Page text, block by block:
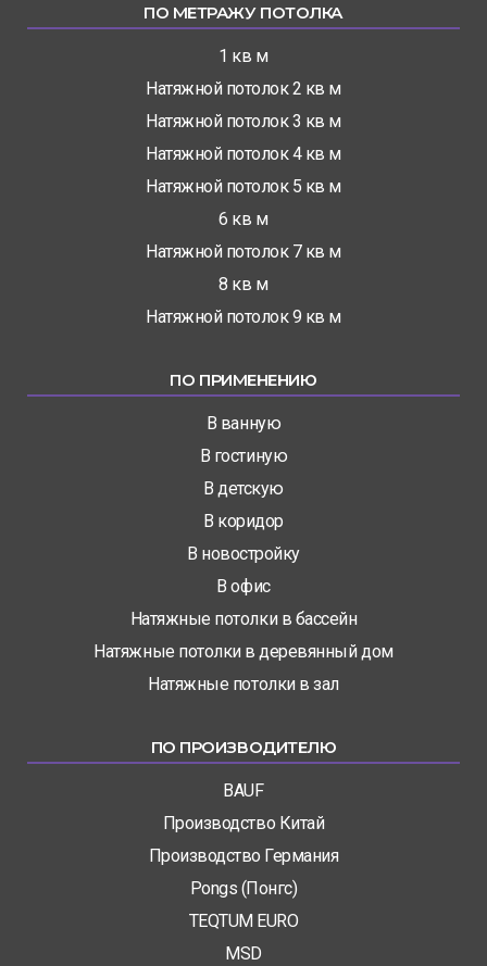
ПО МЕТРАЖУ ПОТОЛКА
1 кв м
Натяжной потолок 2 кв м
Натяжной потолок 3 кв м
Натяжной потолок 4 кв м
Натяжной потолок 5 кв м
6 кв м
Натяжной потолок 7 кв м
8 кв м
Натяжной потолок 9 кв м
ПО ПРИМЕНЕНИЮ
В ванную
В гостиную
В детскую
В коридор
В новостройку
В офис
Натяжные потолки в бассейн
Натяжные потолки в деревянный дом
Натяжные потолки в зал
ПО ПРОИЗВОДИТЕЛЮ
BAUF
Производство Китай
Производство Германия
Pongs (Понгс)
TEQTUM EURO
MSD